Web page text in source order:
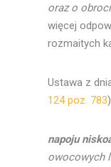
oraz o
więcej
rozmaitych
Ustawa z
124 poz. 783
napoju
owocowych